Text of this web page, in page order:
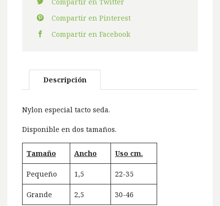
Compartir en Pinterest
Compartir en Facebook
Descripción
Nylon especial tacto seda.
Disponible en dos tamaños.
Tamaño Ancho Uso cm.
Pequeño 1,5 22-35
Grande 2,5 30-46